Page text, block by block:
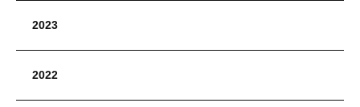
2023
2022